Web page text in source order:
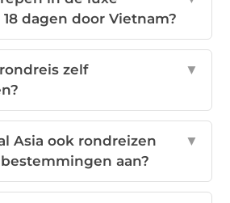
dagen door Vietnam?
zelf
▼
Asia ook rondreizen
aan?
▼